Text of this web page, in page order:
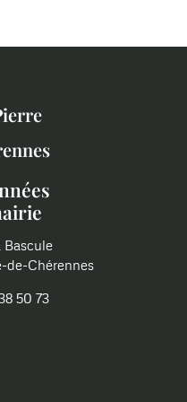
Bascule
de-Chérennes
50 73